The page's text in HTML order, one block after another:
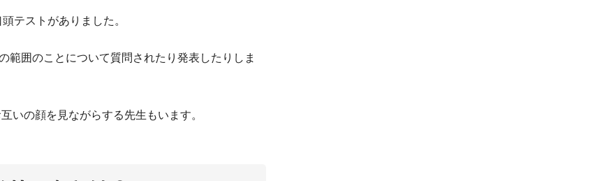
テストがありました。
範囲のことについて質問されたり発表したりしま
いの顔を見ながらする先生もいます。